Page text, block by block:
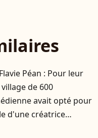
Péan : Pour leur
de 600
avait opté pour
d'une créatrice